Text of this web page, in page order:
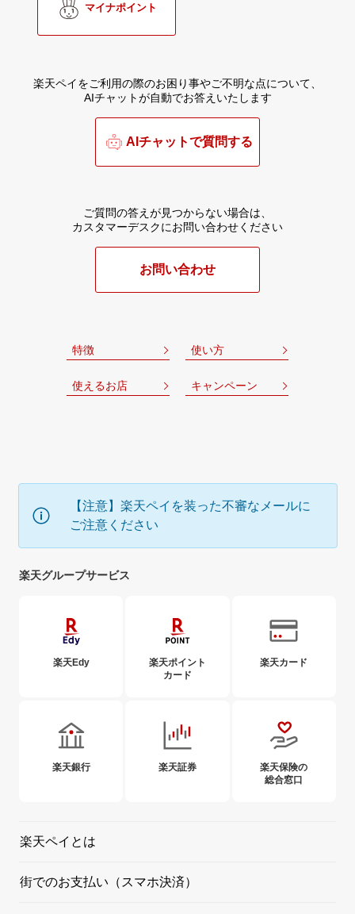
マイナポイント
楽天ペイをご利用の際のお困り事やご不明な点について、
AIチャットが自動でお答えいたします
AIチャットで質問する
ご質問の答えが見つからない場合は、
カスタマーデスクにお問い合わせください
お問い合わせ
特徴 使い方
使えるお店 キャンペーン
【注意】楽天ペイを装った不審なメールに
ご注意ください
楽天グループサービス
楽天Edy
楽天ポイント
カード
楽天カード
楽天銀行 楽天証券
楽天保険の
総合窓口
楽天ペイとは
街でのお支払い（スマホ決済）